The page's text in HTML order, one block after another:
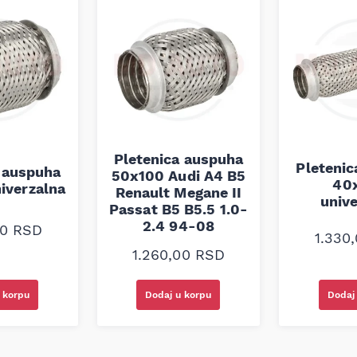
mestu, van domašaja
zaštitu i
garantujući sigurnost i
RSD
korpu
Pletenica auspuha
50x100 Audi A4 B5
Renault Megane II
Passat B5 B5.5 1.0-
2.4 94-08
1.260,00 RSD
Dodaj u korpu